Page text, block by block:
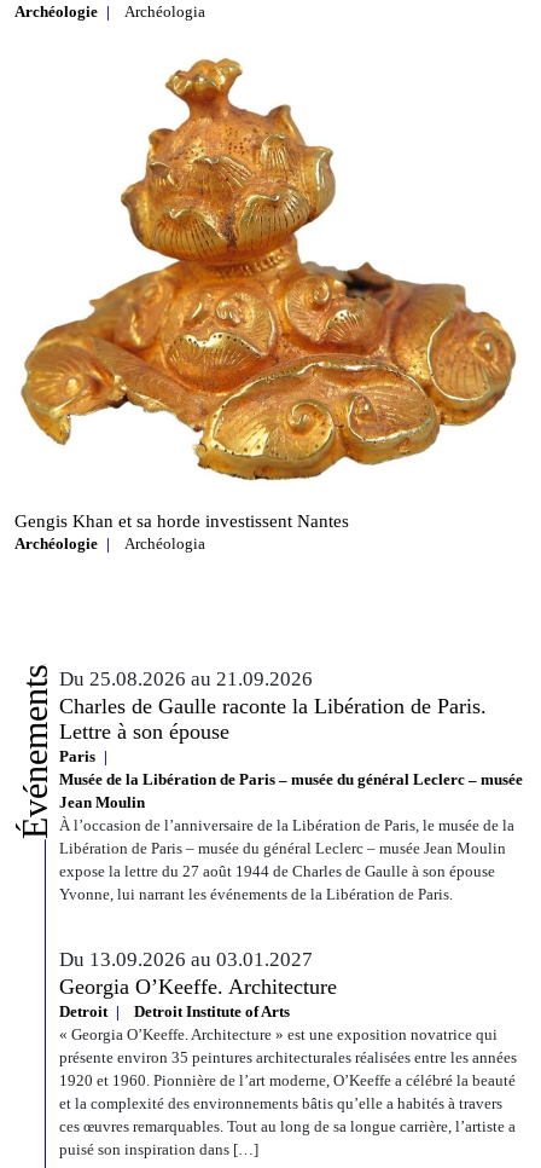
Archéologie Archéologia
Gengis Khan et sa horde investissent Nantes
Archéologie Archéologia
Événements Du 25.08.2026 au 21.09.2026
Charles de Gaulle raconte la Libération de Paris.
Lettre à son épouse
Paris
Musée de la Libération de Paris – musée du général Leclerc – musée
Jean Moulin
À l’occasion de l’anniversaire de la Libération de Paris, le musée de la
Libération de Paris – musée du général Leclerc – musée Jean Moulin
expose la lettre du 27 août 1944 de Charles de Gaulle à son épouse
Yvonne, lui narrant les événements de la Libération de Paris.
Du 13.09.2026 au 03.01.2027
Georgia O’Keeffe. Architecture
Detroit
Detroit Institute of Arts
« Georgia O’Keeffe. Architecture » est une exposition novatrice qui
présente environ 35 peintures architecturales réalisées entre les années
1920 et 1960. Pionnière de l’art moderne, O’Keeffe a célébré la beauté
et la complexité des environnements bâtis qu’elle a habités à travers
ces œuvres remarquables. Tout au long de sa longue carrière, l’artiste a
puisé son inspiration dans […]